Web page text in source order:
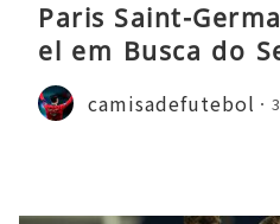
Paris Saint-
el em Busca do
ecutivo da Liga
camisadefutebol